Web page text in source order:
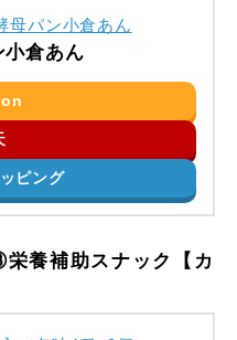
小倉あん
ピング
養補助スナック【カ